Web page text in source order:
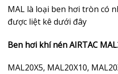
MAL là loại ben hơi tròn có
được liệt kê dưới đây
Ben hơi khí nén AIRTAC
MAL20X5, MAL20X10,